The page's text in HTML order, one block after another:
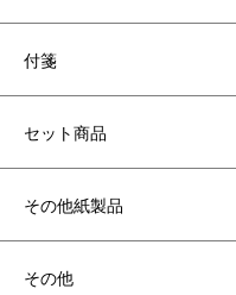
付箋
セット商品
その他紙製品
その他